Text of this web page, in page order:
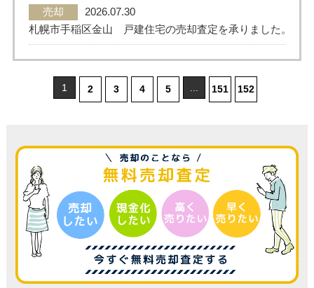
売却
2026.07.30
札幌市手稲区金山 戸建住宅の売却査定を承りました。
1 2 3 4 5 ... 151 152